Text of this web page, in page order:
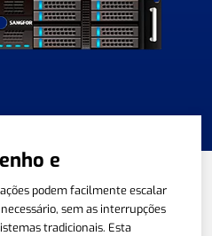
e
podem facilmente escalar
sem as interrupções
tradicionais. Esta